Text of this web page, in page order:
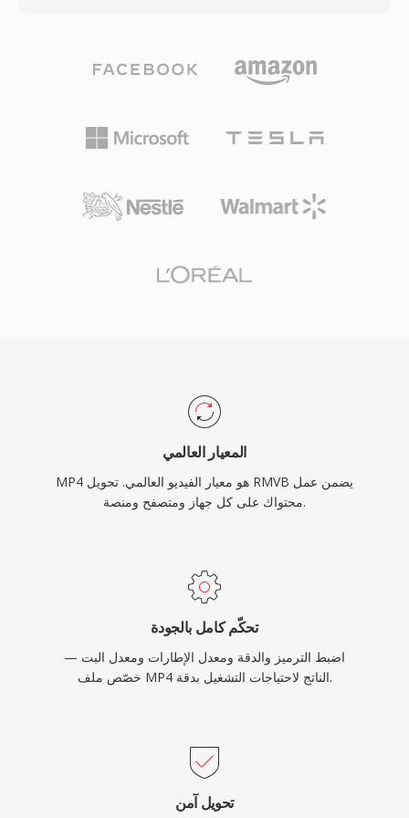
تحسينات الجودة التي يوفرها ترميز معدل البت المتغير.
مستخدمين في الأسواق الآسيوية ولا تزال موجودة في
التدريجي والبث التكيفي وعلامات الفصول ومسارات
الصوت والترجمة المتعددة ووسوم البيانات الوصفية
الترميزات الواسع MP4 الخيار الافتراضي لمنصات
ملفات عملية عبر الشبكات محدودة النطاق الترددي
والأجهزة محدودة التخزين.
المعيار العالمي
MP4 هو معيار الفيديو العالمي. تحويل RMVB يضمن عمل
محتواك على كل جهاز ومتصفح ومنصة.
تحكّم كامل بالجودة
اضبط الترميز والدقة ومعدل الإطارات ومعدل البت —
خصّص ملف MP4 الناتج لاحتياجات التشغيل بدقة.
تحويل آمن